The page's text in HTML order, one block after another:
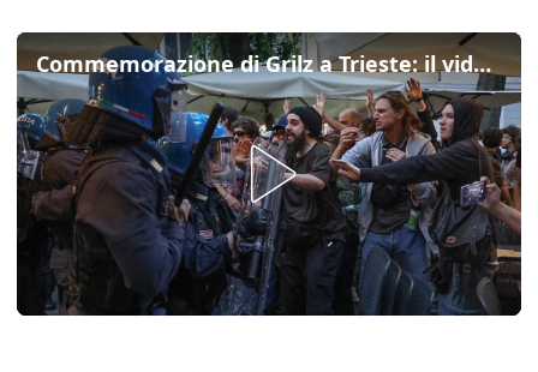
Commemorazione di Grilz a Trieste: il video integrale degli scontri